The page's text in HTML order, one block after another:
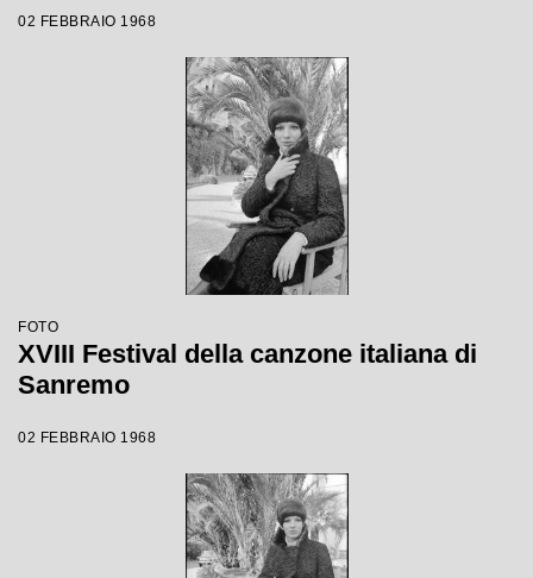
02 FEBBRAIO 1968
FOTO
XVIII Festival della canzone italiana di
Sanremo
02 FEBBRAIO 1968